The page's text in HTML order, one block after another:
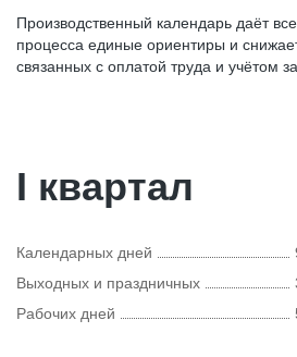
Производственный календарь даёт
процесса единые ориентиры и
связанных с оплатой труда и учётом
I квартал
Календарных дней
Выходных и праздничных
Рабочих дней